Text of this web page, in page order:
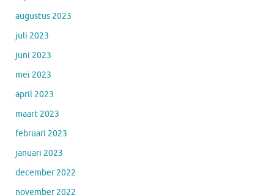
augustus 2023
juli 2023
juni 2023
mei 2023
april 2023
maart 2023
februari 2023
januari 2023
december 2022
november 2022